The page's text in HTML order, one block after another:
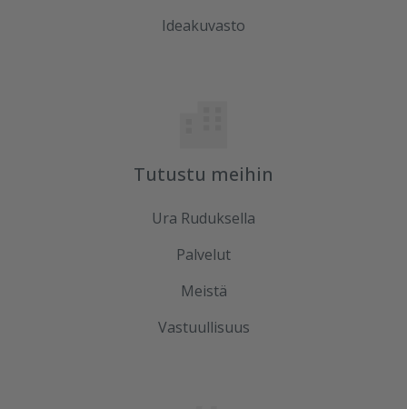
Ideakuvasto
Tutustu meihin
Ura Ruduksella
Palvelut
Meistä
Vastuullisuus